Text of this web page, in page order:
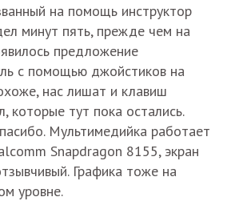
на помощь инструктор
минут пять, прежде чем на
предложение
с помощью джойстиков на
нас лишат и клавиш
которые тут пока остались.
Мультимедийка работает
Snapdragon 8155, экран
Графика тоже на
уровне.